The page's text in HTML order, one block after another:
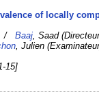
of locally
/Baaj , Saad
, Julien
15]